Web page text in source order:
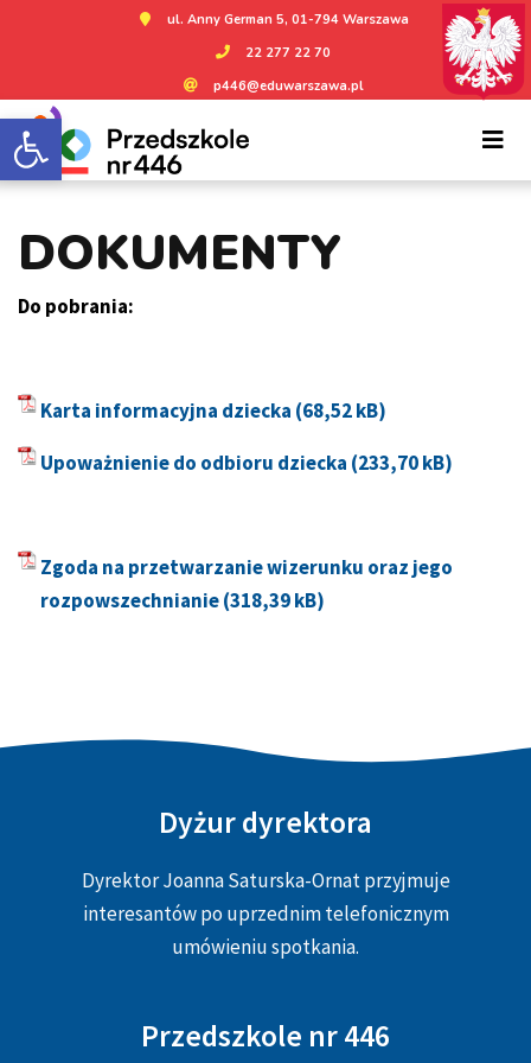
Otwórz pasek narzędzi
ul. Anny German 5, 01-794 Warszawa
22 277 22 70
p446@eduwarszawa.pl
DOKUMENTY
Do pobrania:
Karta informacyjna dziecka
Upoważnienie do odbioru dziecka
Zgoda na przetwarzanie wizerunku oraz jego
rozpowszechnianie
Dyżur dyrektora
Dyrektor Joanna Saturska-Ornat przyjmuje
interesantów po uprzednim telefonicznym
umówieniu spotkania.
Przedszkole nr 446